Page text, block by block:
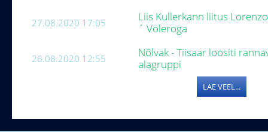
27.08.2020 17:05
Liis Kullerkann liitus
´ Voleroga
26.08.2020 12:55
Nõlvak - Tiisaar loositi
alagruppi
LAE VEEL...